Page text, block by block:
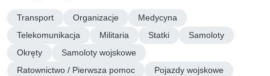
Transport Organizacje
Medycyna
Telekomunikacja
Militaria Statki
Samoloty
Okręty
Samoloty wojskowe
Ratownictwo / Pierwsza pomoc
Pojazdy wojskowe